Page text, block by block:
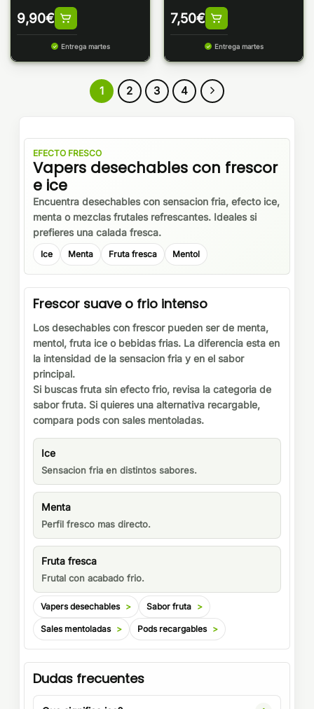
9,90€
Entrega martes
7,50€
Entrega martes
1 2 3 4
EFECTO FRESCO
Vapers desechables con frescor
e ice
Encuentra desechables con sensacion fria, efecto ice,
menta o mezclas frutales refrescantes. Ideales si
prefieres una calada fresca.
Ice Menta Fruta fresca Mentol
Frescor suave o frio intenso
Los desechables con frescor pueden ser de menta,
mentol, fruta ice o bebidas frias. La diferencia esta en
la intensidad de la sensacion fria y en el sabor
principal.
Si buscas fruta sin efecto frio, revisa la categoria de
sabor fruta. Si quieres una alternativa recargable,
compara pods con sales mentoladas.
Ice
Sensacion fria en distintos sabores.
Menta
Perfil fresco mas directo.
Fruta fresca
Frutal con acabado frio.
Vapers desechables Sabor fruta
Sales mentoladas Pods recargables
Dudas frecuentes